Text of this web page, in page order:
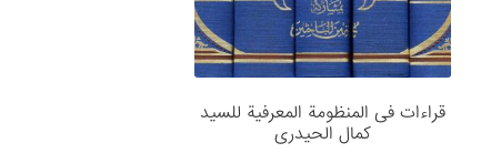
قراءات فی المنظومة المعرفیة للسید
کمال الحیدری